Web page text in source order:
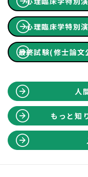
心理臨床学特別
最終試験(修士論
人
もっと知